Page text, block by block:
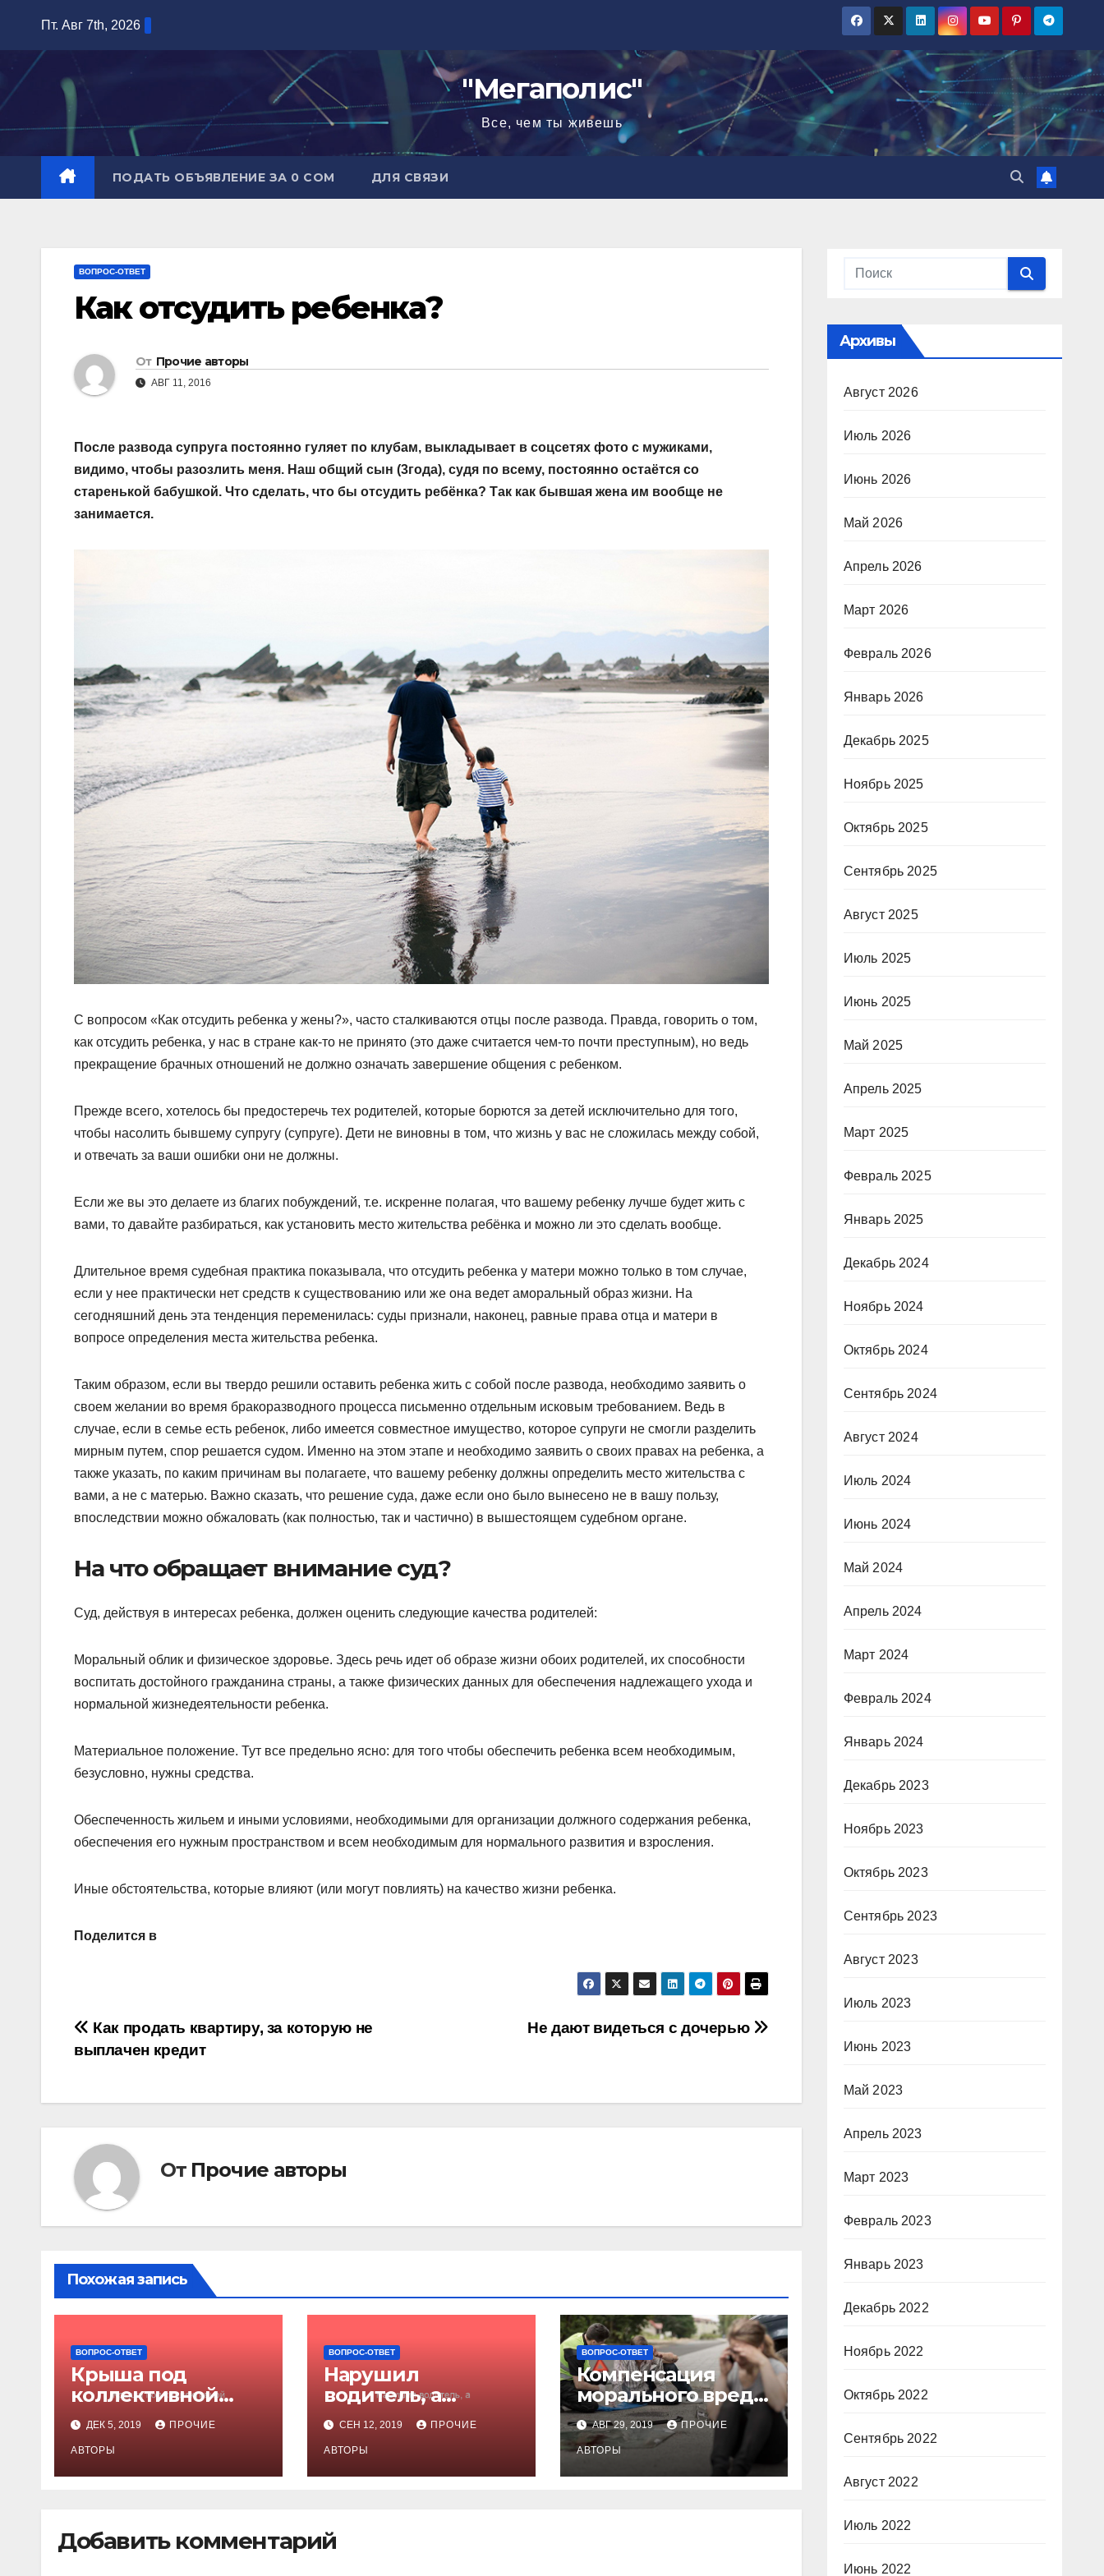
содержимому
Пт. Авг 7th, 2026
"Мегаполис"
Все, чем ты живешь
ПОДАТЬ ОБЪЯВЛЕНИЕ ЗА 0 СОМ ДЛЯ СВЯЗИ
ВОПРОС-ОТВЕТ
Как отсудить ребенка?
От Прочие авторы
АВГ 11, 2016
После развода супруга постоянно гуляет по клубам, выкладывает в соцсетях фото с мужиками,
видимо, чтобы разозлить меня. Наш общий сын (3года), судя по всему, постоянно остаётся со
старенькой бабушкой. Что сделать, что бы отсудить ребёнка? Так как бывшая жена им вообще не
занимается.
С вопросом «Как отсудить ребенка у жены?», часто сталкиваются отцы после развода. Правда, говорить о том,
как отсудить ребенка, у нас в стране как-то не принято (это даже считается чем-то почти преступным), но ведь
прекращение брачных отношений не должно означать завершение общения с ребенком.
Прежде всего, хотелось бы предостеречь тех родителей, которые борются за детей исключительно для того,
чтобы насолить бывшему супругу (супруге). Дети не виновны в том, что жизнь у вас не сложилась между собой,
и отвечать за ваши ошибки они не должны.
Если же вы это делаете из благих побуждений, т.е. искренне полагая, что вашему ребенку лучше будет жить с
вами, то давайте разбираться, как установить место жительства ребёнка и можно ли это сделать вообще.
Длительное время судебная практика показывала, что отсудить ребенка у матери можно только в том случае,
если у нее практически нет средств к существованию или же она ведет аморальный образ жизни. На
сегодняшний день эта тенденция переменилась: суды признали, наконец, равные права отца и матери в
вопросе определения места жительства ребенка.
Таким образом, если вы твердо решили оставить ребенка жить с собой после развода, необходимо заявить о
своем желании во время бракоразводного процесса письменно отдельным исковым требованием. Ведь в
случае, если в семье есть ребенок, либо имеется совместное имущество, которое супруги не смогли разделить
мирным путем, спор решается судом. Именно на этом этапе и необходимо заявить о своих правах на ребенка, а
также указать, по каким причинам вы полагаете, что вашему ребенку должны определить место жительства с
вами, а не с матерью. Важно сказать, что решение суда, даже если оно было вынесено не в вашу пользу,
впоследствии можно обжаловать (как полностью, так и частично) в вышестоящем судебном органе.
На что обращает внимание суд?
Суд, действуя в интересах ребенка, должен оценить следующие качества родителей:
Моральный облик и физическое здоровье. Здесь речь идет об образе жизни обоих родителей, их способности
воспитать достойного гражданина страны, а также физических данных для обеспечения надлежащего ухода и
нормальной жизнедеятельности ребенка.
Материальное положение. Тут все предельно ясно: для того чтобы обеспечить ребенка всем необходимым,
безусловно, нужны средства.
Обеспеченность жильем и иными условиями, необходимыми для организации должного содержания ребенка,
обеспечения его нужным пространством и всем необходимым для нормального развития и взросления.
Иные обстоятельства, которые влияют (или могут повлиять) на качество жизни ребенка.
Поделится в
Навигация
записям
Не дают видеться с дочерью
Как продать квартиру, за которую не
выплачен кредит
От Прочие авторы
Похожая запись
ВОПРОС-ОТВЕТ
Крыша под
коллективной
ответственностью
ДЕК 5, 2019 ПРОЧИЕ
АВТОРЫ
ВОПРОС-ОТВЕТ
Нарушил
водитель, а
отвечать
работодателю?
СЕН 12, 2019 ПРОЧИЕ
АВТОРЫ
ВОПРОС-ОТВЕТ
Компенсация
морального вреда
при ДТП
АВГ 29, 2019 ПРОЧИЕ
АВТОРЫ
Добавить комментарий
Архивы
Август 2026
Июль 2026
Июнь 2026
Май 2026
Апрель 2026
Март 2026
Февраль 2026
Январь 2026
Декабрь 2025
Ноябрь 2025
Октябрь 2025
Сентябрь 2025
Август 2025
Июль 2025
Июнь 2025
Май 2025
Апрель 2025
Март 2025
Февраль 2025
Январь 2025
Декабрь 2024
Ноябрь 2024
Октябрь 2024
Сентябрь 2024
Август 2024
Июль 2024
Июнь 2024
Май 2024
Апрель 2024
Март 2024
Февраль 2024
Январь 2024
Декабрь 2023
Ноябрь 2023
Октябрь 2023
Сентябрь 2023
Август 2023
Июль 2023
Июнь 2023
Май 2023
Апрель 2023
Март 2023
Февраль 2023
Январь 2023
Декабрь 2022
Ноябрь 2022
Октябрь 2022
Сентябрь 2022
Август 2022
Июль 2022
Июнь 2022